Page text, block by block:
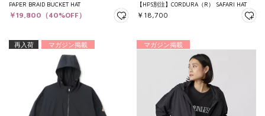
PAPER BRAID BUCKET HAT
￥19,800（40%OFF）
【HPS別注】CORDURA（R） SAFARI HAT
￥18,700
再入荷 マガジン掲載 マガジン掲載